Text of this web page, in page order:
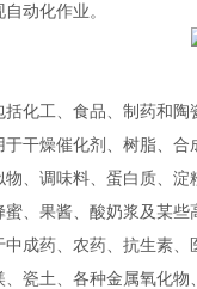
动化作业。
化工、食品、制药和陶
干燥催化剂、树脂、
、调味料、蛋白质、
、果酱、酸奶浆及某
成药、农药、抗生素、
瓷土、各种金属氧化物